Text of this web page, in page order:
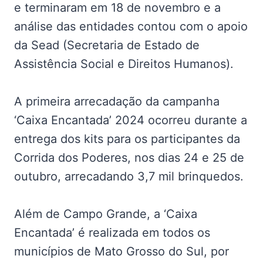
e terminaram em 18 de novembro e a
análise das entidades contou com o apoio
da Sead (Secretaria de Estado de
Assistência Social e Direitos Humanos).
A primeira arrecadação da campanha
‘Caixa Encantada’ 2024 ocorreu durante a
entrega dos kits para os participantes da
Corrida dos Poderes, nos dias 24 e 25 de
outubro, arrecadando 3,7 mil brinquedos.
Além de Campo Grande, a ‘Caixa
Encantada’ é realizada em todos os
municípios de Mato Grosso do Sul, por